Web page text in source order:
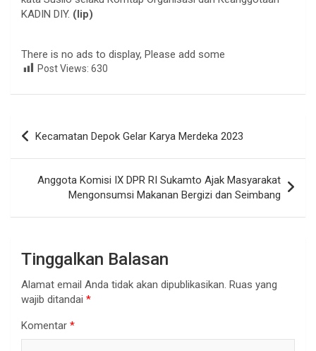
KADIN DIY. (lip)
There is no ads to display, Please add some
Post Views: 630
Navigasi
pos
Kecamatan Depok Gelar Karya Merdeka 2023
Anggota Komisi IX DPR RI Sukamto Ajak Masyarakat
Mengonsumsi Makanan Bergizi dan Seimbang
Tinggalkan Balasan
Alamat email Anda tidak akan dipublikasikan. Ruas yang
wajib ditandai *
Komentar *